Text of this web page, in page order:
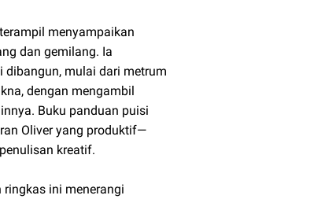
menyampaikan
dan gemilang. Ia
mulai dari metrum
dengan mengambil
Buku panduan puisi
Oliver yang produktif—
kreatif.
ini menerangi